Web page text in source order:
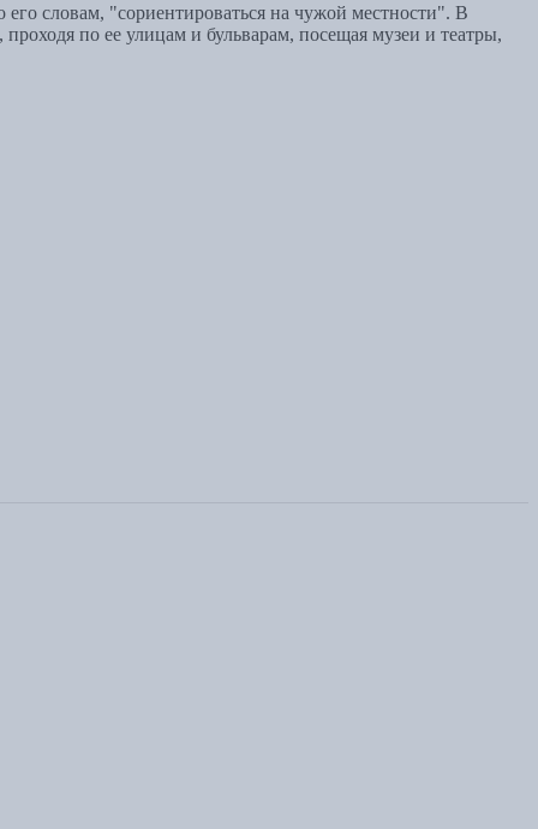
словам, "сориентироваться на чужой местности". В
по ее улицам и бульварам, посещая музеи и театры,